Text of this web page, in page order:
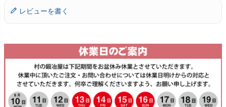
レビューを書く